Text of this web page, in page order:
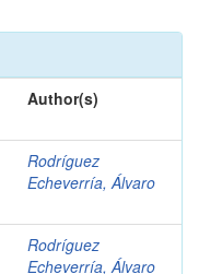
Author(s)
Rodríguez
Echeverría, Álvaro
Rodríguez
Echeverría, Álvaro